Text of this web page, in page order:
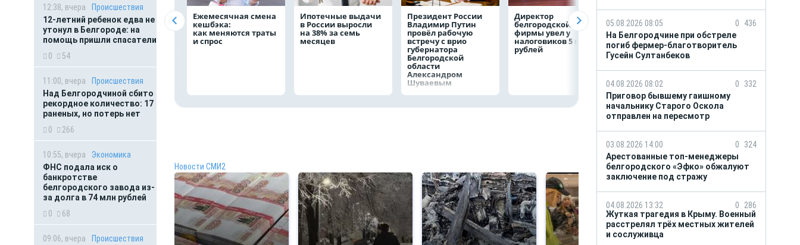
12:38, вчера
Происшествия
12-летний ребенок едва не
утонул в Белгороде: на
помощь пришли спасатели
0
54
11:00, вчера
Происшествия
Над Белгородчиной сбито
рекордное количество: 17
раненых, но потерь нет
0
266
10:55, вчера
Экономика
ФНС подала иск о
банкротстве
белгородского завода из-
за долга в 74 млн рублей
0
68
09:06, вчера
Происшествия
Ежемесячная смена
кешбэка:
как меняются траты
и спрос
Ипотечные выдачи
в России выросли
на 38% за семь
месяцев
Президент России
Владимир Путин
провёл рабочую
встречу с врио
губернатора
Белгородской
области
Александром
Шуваевым
Директор
белгородской
фирмы увел у
налоговиков 5 млн
рублей
кредитов
наличными в России
вырос на 64%
кредитов в
полугодии 2026
Новости СМИ2
05.08.2026 08:05 0
436
На Белгородчине при обстреле
погиб фермер-благотворитель
Гусейн Султанбеков
04.08.2026 08:02 0
332
Приговор бывшему гаишному
начальнику Старого Оскола
отправлен на пересмотр
03.08.2026 14:00 0
324
Арестованные топ-менеджеры
белгородского «Эфко» обжалуют
заключение под стражу
04.08.2026 13:32 0
286
Жуткая трагедия в Крыму. Военный
расстрелял трёх местных жителей
и сослуживца